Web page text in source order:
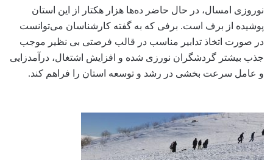
نوروزی امسال، در حال حاضر ده‌ها هزار هکتار از این استان
پوشیده از برف است. برفی که به گفته کارشناسان می‌توانست
در صورت اتخاذ تدابیر مناسب در قالب فرصتی بی نظیر موجب
جذب بیشتر گردشگران نورزی شده و افزایش اشتغال، درآمدزایی
و عامل سرعت بخشی در رشد و توسعه استان را فراهم کند.